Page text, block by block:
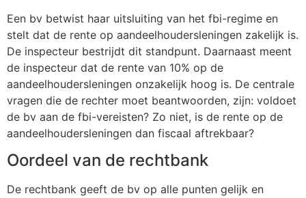
Een bv betwist haar uitsluiting van het fbi-regime en
stelt dat de rente op aandeelhoudersleningen zakelijk is.
De inspecteur bestrijdt dit standpunt. Daarnaast meent
de inspecteur dat de rente van 10% op de
aandeelhoudersleningen onzakelijk hoog is. De centrale
vragen die de rechter moet beantwoorden, zijn: voldoet
de bv aan de fbi-vereisten? Zo niet, is de rente op de
aandeelhoudersleningen dan fiscaal aftrekbaar?
Oordeel van de rechtbank
De rechtbank geeft de bv op alle punten gelijk en